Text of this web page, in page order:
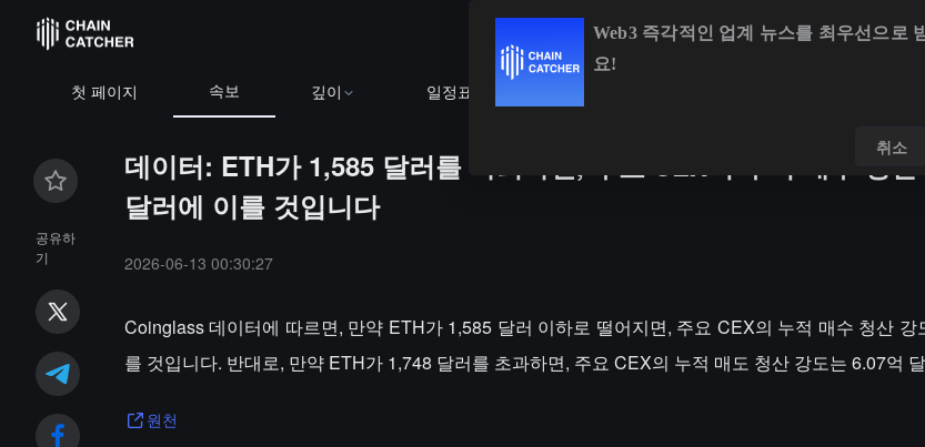
첫 페이지 속보 깊이 일정표
공유하
기
데이터: ETH가 1,585 달러를 하회하면, 주요 CEX의 누적 매수 청
달러에 이를 것입니다
2026-06-13 00:30:27
Coinglass 데이터에 따르면, 만약 ETH가 1,585 달러 이하로 떨어지면, 주요 CEX의 누적 매수 청산 강
를 것입니다. 반대로, 만약 ETH가 1,748 달러를 초과하면, 주요 CEX의 누적 매도 청산 강도는 6.07억
원천
Web3 즉각적인 업계 뉴스를 최우선으로
요!
취소